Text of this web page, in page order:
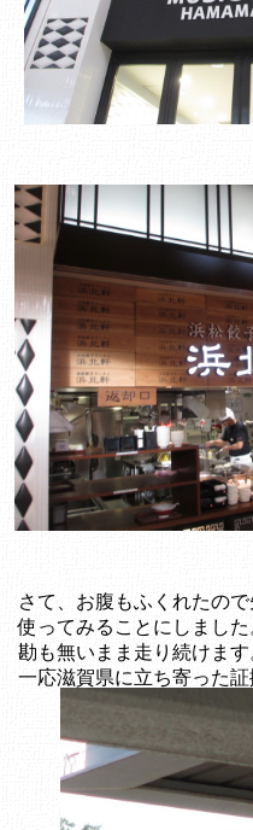
さて、お腹もふくれたの
使ってみることにしまし
勘も無いまま走り続けます
一応滋賀県に立ち寄った